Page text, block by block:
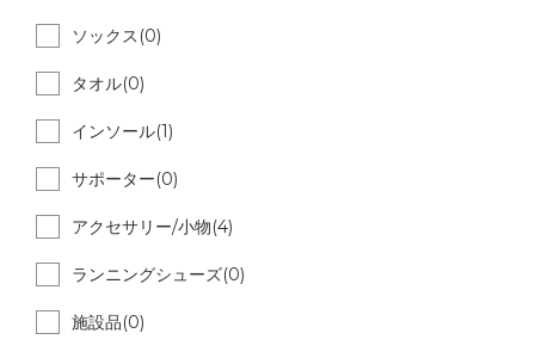
ソックス(0)
タオル(0)
インソール(1)
サポーター(0)
アクセサリー/小物(4)
ランニングシューズ(0)
施設品(0)